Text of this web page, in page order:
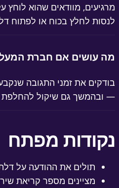
מרגיעים, מוודאים שהוא
לנסות לחלץ בכוח או לפתוח
מה עושים אם חברת
בודקים את זמני התגובה
— ובהמשך גם שיקול להחלפת
נקודות מפתח
תולים את ההודעה על
מציינים מספר קריאת